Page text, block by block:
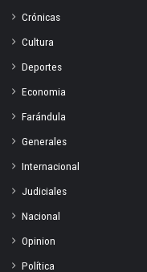
Crónicas
Cultura
Deportes
Economia
Farándula
Generales
Internacional
Judiciales
Nacional
Opinion
Política